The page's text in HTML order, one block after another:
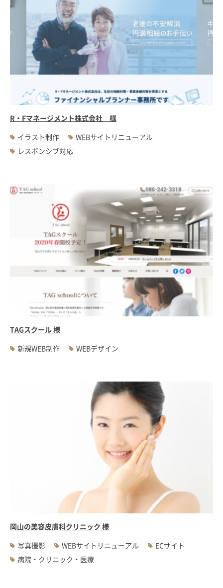
R・Fマネージメント株式会社 様
イラスト制作
WEBサイトリニューアル
レスポンシブ対応
TAGスクール 様
新規WEB制作
WEBデザイン
岡山の美容皮膚科クリニック 様
写真撮影
WEBサイトリニューアル
ECサイト
病院・クリニック・医療